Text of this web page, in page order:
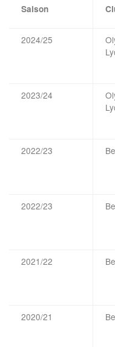
Saison
2024/25
2023/24
2022/23
2022/23
2021/22
2020/21